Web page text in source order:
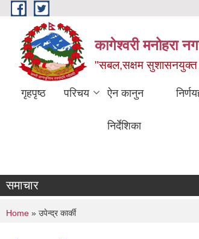
Skip to main content
कागेश्वरी मनोहरा
"सबल,सक्षम सुशासनयुक्त
गृहपृष्ठ परिचय ऐन कानुन
निर्देशिका
समाचार
You are here
Home » उपेन्द्र कार्की